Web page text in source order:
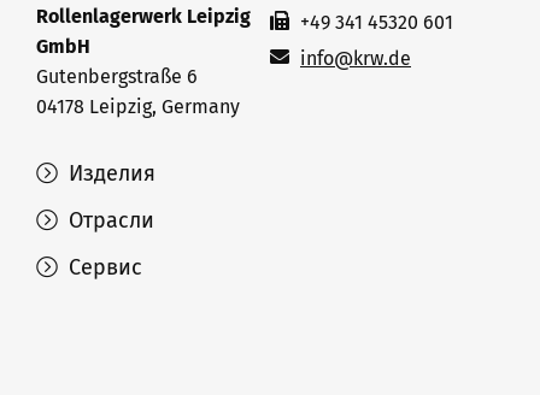
Изделия
Отрасли
Сервис
Rollenlagerwerk Leipzig
GmbH
Gutenbergstraße 6
04178 Leipzig, Germany
+49 341 45320 601
info@krw.de